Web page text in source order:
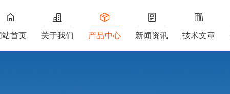
站首页 关于我们 产品中心 新闻资讯 技术文章